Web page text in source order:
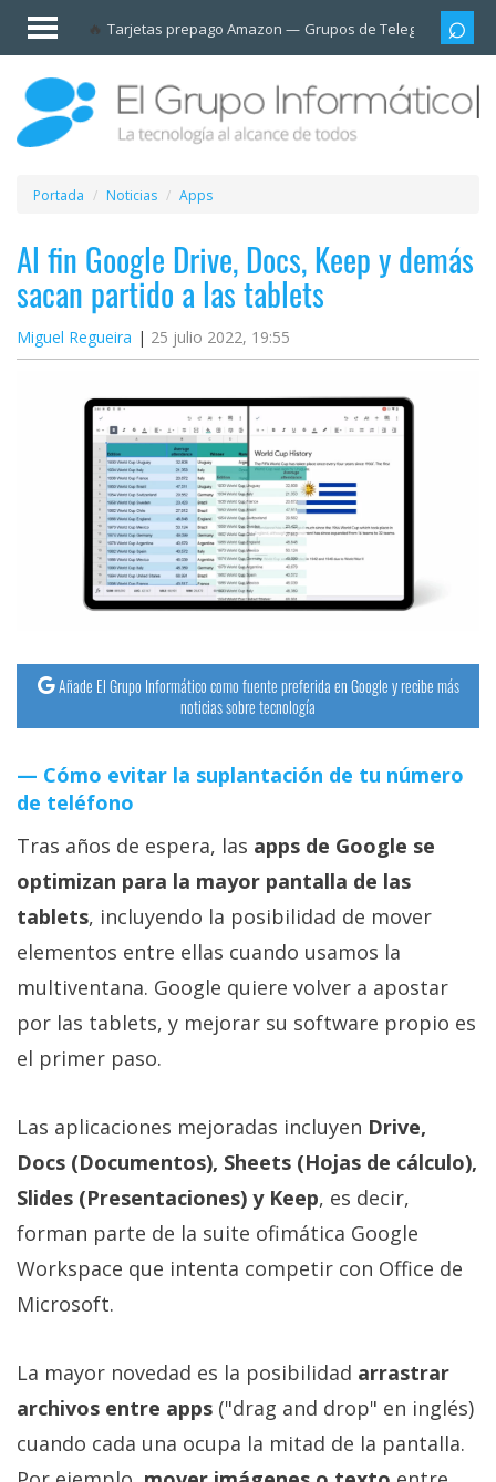
Tarjetas prepago Amazon Grupos de Telegram
Invitado
Iniciar
sesión /
Registrarse
Esenciales
Móviles
Ofertas
Apps
sociales
Plataformas
streaming
Operadores
y
Tutoriales
Sistemas
operativos
Profesional
+
temas
Foros
Contacto
/
Sobre
nosotros
Publicidad
/
Cambiar
opciones
Portada Noticias Apps
Al fin Google Drive, Docs, Keep y demás
sacan partido a las tablets
Miguel Regueira 25 julio 2022, 19:55
Añade El Grupo Informático como fuente preferida en Google y recibe más
noticias sobre tecnología
Cómo evitar la suplantación de tu número
de teléfono
Tras años de espera, las apps de Google se
optimizan para la mayor pantalla de las
tablets, incluyendo la posibilidad de mover
elementos entre ellas cuando usamos la
multiventana. Google quiere volver a apostar
por las tablets, y mejorar su software propio es
el primer paso.
Las aplicaciones mejoradas incluyen Drive,
Docs (Documentos), Sheets (Hojas de cálculo),
Slides (Presentaciones) y Keep, es decir,
forman parte de la suite ofimática Google
Workspace que intenta competir con Office de
Microsoft.
La mayor novedad es la posibilidad arrastrar
archivos entre apps ("drag and drop" en inglés)
cuando cada una ocupa la mitad de la pantalla.